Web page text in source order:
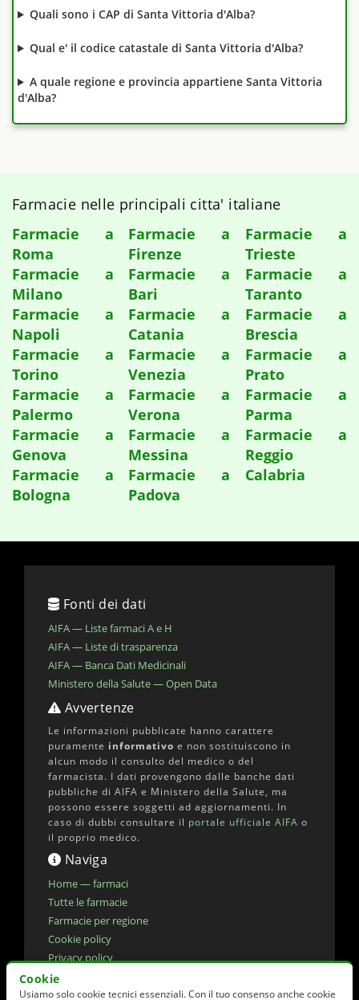
Quali sono i CAP di Santa Vittoria d'Alba?
Qual e' il codice catastale di Santa Vittoria d'Alba?
A quale regione e provincia appartiene Santa Vittoria
d'Alba?
Farmacie nelle principali citta' italiane
Farmacie a
Roma
Farmacie a
Milano
Farmacie a
Napoli
Farmacie a
Torino
Farmacie a
Palermo
Farmacie a
Genova
Farmacie a
Bologna
Farmacie a
Firenze
Farmacie a
Bari
Farmacie a
Catania
Farmacie a
Venezia
Farmacie a
Verona
Farmacie a
Messina
Farmacie a
Padova
Farmacie a
Trieste
Farmacie a
Taranto
Farmacie a
Brescia
Farmacie a
Prato
Farmacie a
Parma
Farmacie a
Reggio
Calabria
Fonti dei dati
AIFA — Liste farmaci A e H
AIFA — Liste di trasparenza
AIFA — Banca Dati Medicinali
Ministero della Salute — Open Data
Avvertenze
Le informazioni pubblicate hanno carattere
puramente informativo e non sostituiscono in
alcun modo il consulto del medico o del
farmacista. I dati provengono dalle banche dati
pubbliche di AIFA e Ministero della Salute, ma
possono essere soggetti ad aggiornamenti. In
caso di dubbi consultare il portale ufficiale AIFA o
il proprio medico.
Naviga
Home — farmaci
Tutte le farmacie
Farmacie per regione
Cookie policy
Privacy policy
Dichiarazione di accessibilita'
Preferenze cookie
Cookie
Usiamo solo cookie tecnici essenziali. Con il tuo consenso anche cookie